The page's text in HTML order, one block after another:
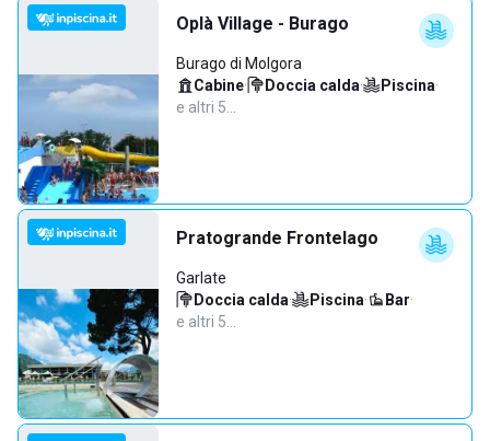
Oplà Village - Burago
Burago di Molgora
Cabine· Doccia calda· Piscina·
e altri 5…
Pratogrande Frontelago
Garlate
Doccia calda· Piscina· Bar·
e altri 5…